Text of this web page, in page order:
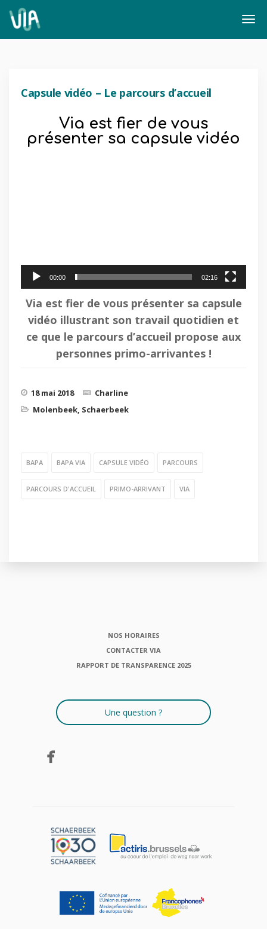
Capsule vidéo – Le parcours d’accueil
Via est fier de vous
présenter sa capsule vidéo
00:00 02:16
Via est fier de vous présenter sa capsule
vidéo illustrant son travail quotidien et
ce que le parcours d’accueil propose aux
personnes primo-arrivantes !
18 mai 2018
Charline
Molenbeek, Schaerbeek
BAPA BAPA VIA CAPSULE VIDÉO PARCOURS
PARCOURS D'ACCUEIL PRIMO-ARRIVANT VIA
NOS HORAIRES
CONTACTER VIA
RAPPORT DE TRANSPARENCE 2025
Une question ?